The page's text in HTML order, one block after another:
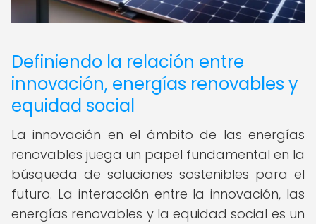
Definiendo la relación entre
innovación, energías renovables y
equidad social
La innovación en el ámbito de las energías
renovables juega un papel fundamental en la
búsqueda de soluciones sostenibles para el
futuro. La interacción entre la innovación, las
energías renovables y la equidad social es un